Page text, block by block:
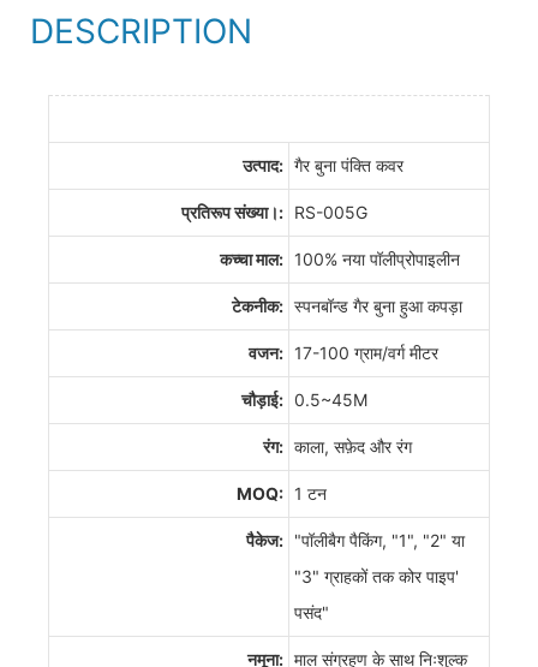
DESCRIPTION
उत्पाद: गैर बुना पंक्ति कवर
प्रतिरूप संख्या।: RS-005G
कच्चा माल: 100% नया पॉलीप्रोपाइलीन
टेकनीक: स्पनबॉन्ड गैर बुना हुआ कपड़ा
वजन: 17-100 ग्राम/वर्ग मीटर
चौड़ाई: 0.5~45M
रंग: काला, सफ़ेद और रंग
MOQ: 1 टन
पैकेज: "पॉलीबैग पैकिंग, "1", "2" या
"3" ग्राहकों तक कोर पाइप'
पसंद"
नमूना: माल संग्रहण के साथ निःशुल्क